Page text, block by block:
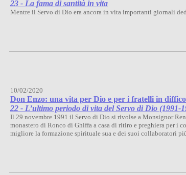
23 - La fama di santità in vita
Mentre il Servo di Dio era ancora in vita importanti giornali
10/02/2020
Don Enzo: una vita per Dio e per i fratelli in
22 - L’ultimo periodo di vita del Servo di Dio (1991-
Il 29 novembre 1991 il Servo di Dio si rivolse a Monsignor
monastero di Ronco di Ghiffa a casa di ritiro e preghiera per i
migliore la formazione spirituale sua e dei suoi collaboratori